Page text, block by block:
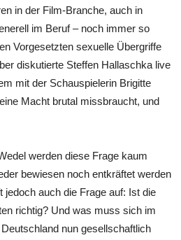
in der Film-Branche, auch in
im Beruf – noch immer so
Vorgesetzten sexuelle Übergriffe
diskutierte Steffen Hallaschka live
mit der Schauspielerin Brigitte
Macht brutal missbraucht, und
werden diese Frage kaum
bewiesen noch entkräftet werden
jedoch auch die Frage auf: Ist die
richtig? Und was muss sich im
nun gesellschaftlich